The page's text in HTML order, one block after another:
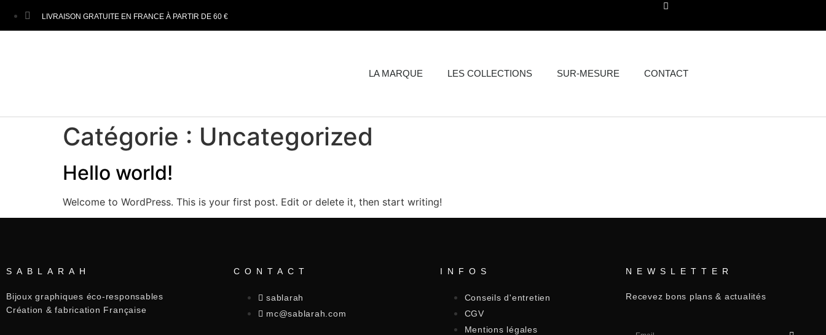
LIVRAISON GRATUITE EN FRANCE À PARTIR DE 60 €
LA MARQUE LES COLLECTIONS SUR-MESURE CONTACT
Catégorie : Uncategorized
Hello world!
Welcome to WordPress. This is your first post. Edit or delete it, then start writing!
SABLARAH
Bijoux graphiques éco-responsables
Création & fabrication Française
CONTACT
sablarah
mc@sablarah.com
INFOS
Conseils d'entretien
CGV
Mentions légales
NEWSLETTER
Recevez bons plans & actualités